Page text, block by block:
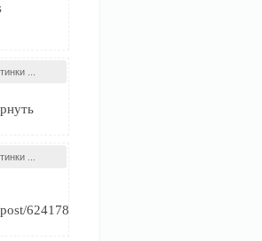
...
...
6241785Развернуть